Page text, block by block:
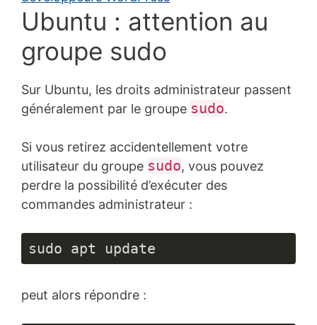
Ubuntu : attention au
groupe sudo
Sur Ubuntu, les droits administrateur passent
généralement par le groupe sudo.
Si vous retirez accidentellement votre
utilisateur du groupe sudo, vous pouvez
perdre la possibilité d’exécuter des
commandes administrateur :
sudo apt update
peut alors répondre :